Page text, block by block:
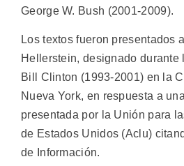
George W. Bush (2001-2009).
Los textos fueron presentados
Hellerstein, designado durante
Bill Clinton (1993-2001) en la
Nueva York, en respuesta a
presentada por la Unión para
de Estados Unidos (Aclu)
de Información.